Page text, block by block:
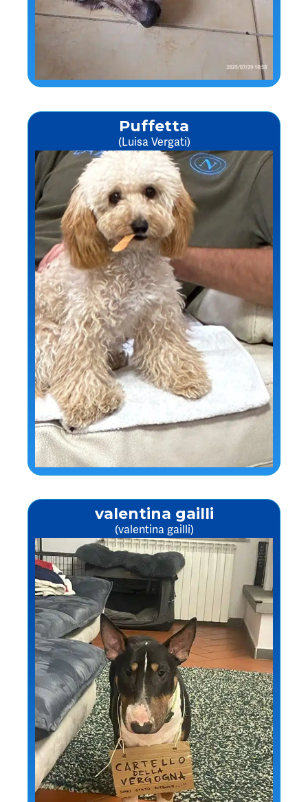
Puffetta
(Luisa Vergati)
valentina gailli
(valentina gailli)